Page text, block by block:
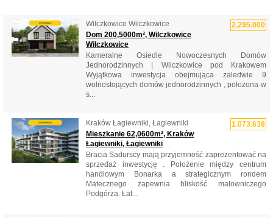
2.295.000
Wilczkowice Wilczkowice
Dom 200,5000m², Wilczkowice
Wilczkowice
Kameralne Osiedle Nowoczesnych Domów
Jednorodzinnych | Wilczkowice pod Krakowem
Wyjątkowa inwestycja obejmująca zaledwie 9
wolnostojących domów jednorodzinnych , położona w
s...
1.073.638
Kraków Łagiewniki, Łagiewniki
Mieszkanie 62,0600m², Kraków
Łagiewniki, Łagiewniki
Bracia Sadurscy mają przyjemność zaprezentować na
sprzedaż inwestycję . Położenie między centrum
handlowym Bonarka a strategicznym rondem
Matecznego zapewnia bliskość malowniczego
Podgórza. Łat...